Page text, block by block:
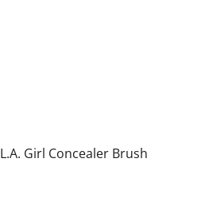
L.A. Girl Concealer Brush